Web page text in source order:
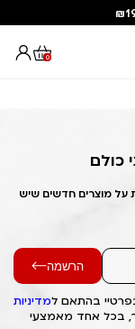
0 Out of
כולם
על מוצרים חדשים שיש
הרשמה
בהתאם למדיניות
בכל אחד מאמצעי